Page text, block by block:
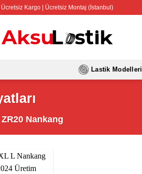
Ücretsiz Kargo | Ücretsiz Montaj (İstanbul)
Lastik Modelleri
Nankang